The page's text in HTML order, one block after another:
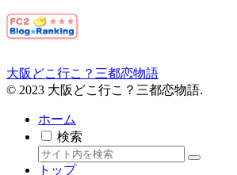
大阪どこ行こ？三都恋物語
© 2023 大阪どこ行こ？三都恋物語.
ホーム
検索
トップ